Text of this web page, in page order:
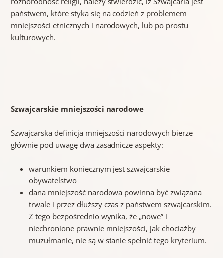
państwem, które styka się na codzień z problemem
mniejszości etnicznych i narodowych, lub po prostu
kulturowych.
Szwajcarskie mniejszości narodowe
Szwajcarska definicja mniejszości narodowych bierze
głównie pod uwagę dwa zasadnicze aspekty:
warunkiem koniecznym jest szwajcarskie
obywatelstwo
dana mniejszość narodowa powinna być związana
trwale i przez dłuższy czas z państwem szwajcarskim.
Z tego bezpośrednio wynika, że „nowe” i
niechronione prawnie mniejszości, jak chociażby
muzułmanie, nie są w stanie spełnić tego kryterium.